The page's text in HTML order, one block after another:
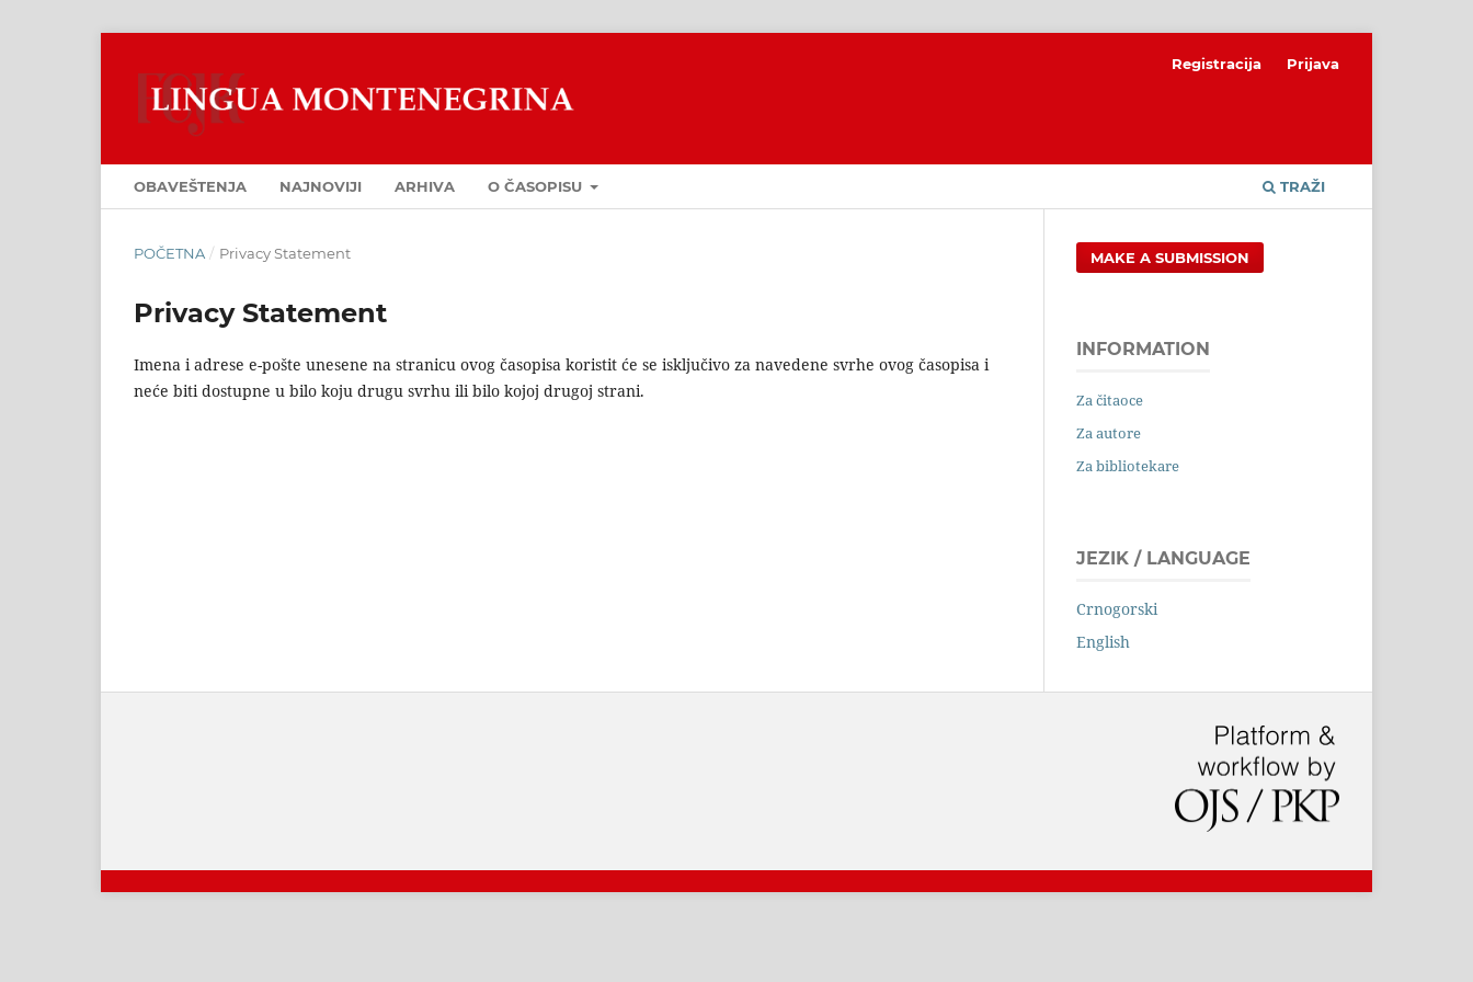
OBAVEŠTENJA NAJNOVIJI ARHIVA O ČASOPISU TRAŽI
Registracija Prijava
POČETNA / Privacy Statement
Privacy Statement
Imena i adrese e-pošte unesene na stranicu ovog časopisa koristit će se isključivo za navedene svrhe ovog časopisa i
neće biti dostupne u bilo koju drugu svrhu ili bilo kojoj drugoj strani.
MAKE A SUBMISSION
INFORMATION
Za čitaoce
Za autore
Za bibliotekare
JEZIK / LANGUAGE
Crnogorski
English